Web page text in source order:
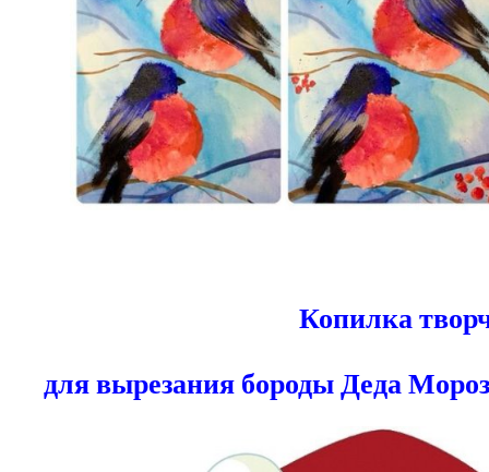
Копилка
для вырезания бороды Деда